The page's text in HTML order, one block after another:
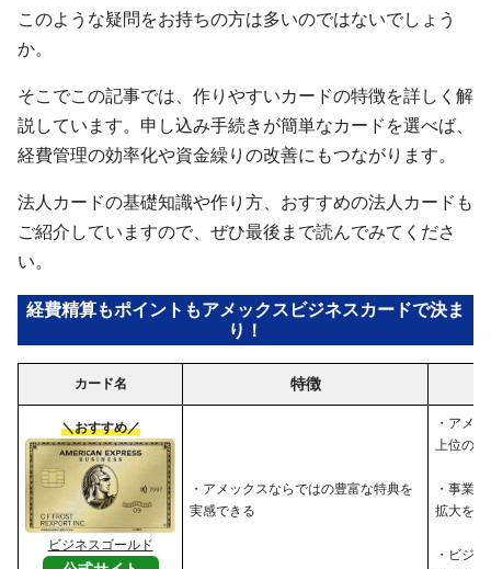
このような疑問をお持ちの方は多いのではないでしょう
か。
そこでこの記事では、作りやすいカードの特徴を詳しく解
説しています。申し込み手続きが簡単なカードを選べば、
経費管理の効率化や資金繰りの改善にもつながります。
法人カードの基礎知識や作り方、おすすめの法人カードも
ご紹介していますので、ぜひ最後まで読んでみてくださ
い。
経費精算もポイントもアメックスビジネスカードで決ま
り！
カード名 特徴
＼おすすめ／
ビジネスゴールド
・アメックスならではの豊富な特典を
実感できる
・アメ
上位のサ
・事業
拡大を目
・ビジ